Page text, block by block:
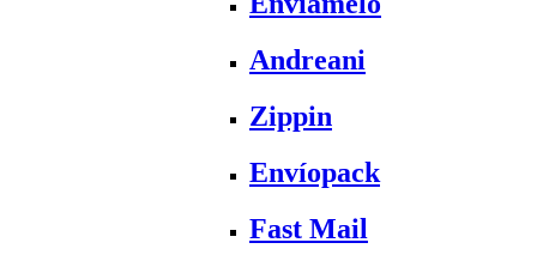
Andreani
Zippin
Envíopack
Fast Mail